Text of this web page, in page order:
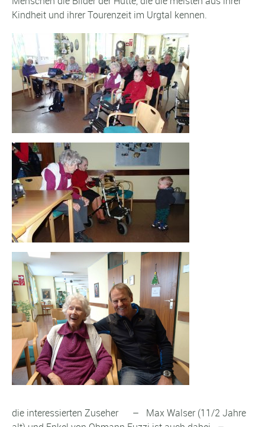
Kindheit und ihrer Tourenzeit im Urgtal kennen.
die interessierten Zuseher – Max Walser (11/2 Jahre